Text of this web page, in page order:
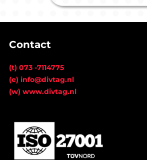
Contact
(t) 073 -7114775
(e) info@divtag.nl
(w) www.divtag.nl